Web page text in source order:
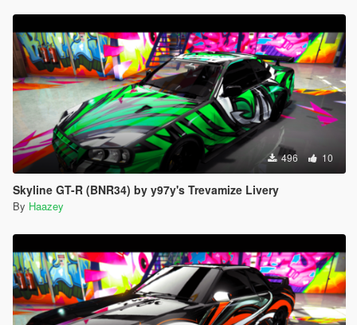
496 10
Skyline GT-R (BNR34) by y97y's Trevamize Livery
By Haazey